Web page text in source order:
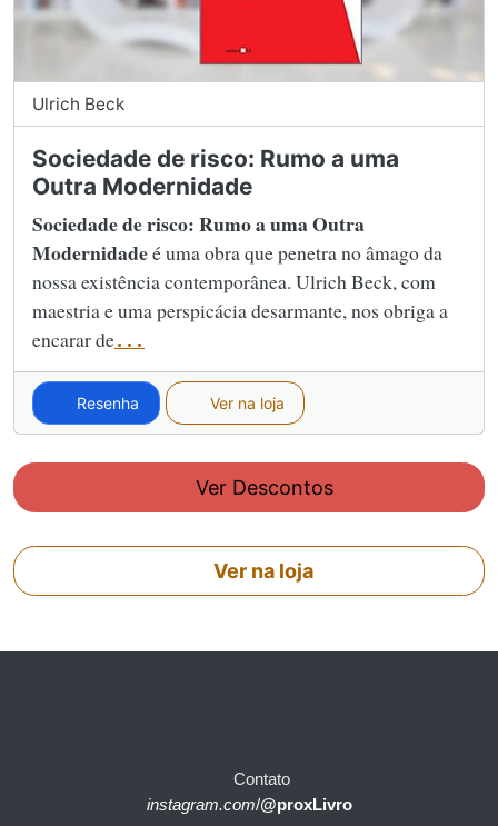
Ulrich Beck
Sociedade de risco: Rumo a uma
Outra Modernidade
Sociedade de risco: Rumo a uma Outra
Modernidadeé uma obra que penetra no âmago da
nossa existência contemporânea. Ulrich Beck, com
maestria e uma perspicácia desarmante, nos obriga a
encarar de...
Resenha Ver na loja
Ver Descontos
Ver na loja
Contato
instagram.com/@proxLivro